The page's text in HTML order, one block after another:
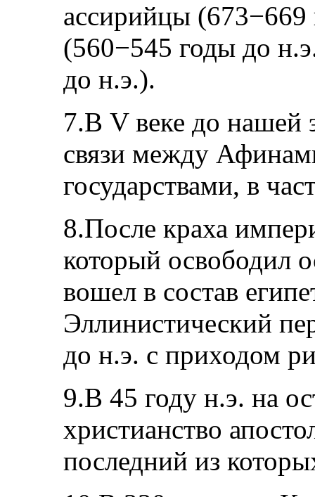
ассирийцы (673−669
(560−545 годы до
до н.э.).
7.В V веке до нашей
связи между
государствами, в
8.После краха
который освободил
вошел в состав
Эллинистический
до н.э. с приходом
9.В 45 году н.э. на
христианство
последний из